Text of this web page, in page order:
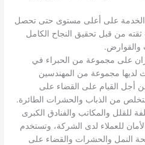
الخدمة على أعلى مستوى حتى تحصل
من قبل تحقيق النجاح الكامل
والقوارض.
على مجموعة من الحبراء في
لديها مجموعة من المهندسين
من أجل القيام على القضاء على
من الذباب والحشرات الطائرة.
للقلل والمكاتب والفنادق الكبرى
للعملاء لدى الشركة، وتستخدم
النمل والحشرات والقضاء على